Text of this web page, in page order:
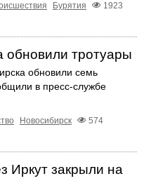
Бурятия
1923
обновили тротуары
обновили семь
в пресс-службе
Новосибирск
574
Иркут закрыли на